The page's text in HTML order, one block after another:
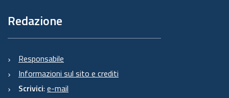
Redazione
Responsabile
Informazioni sul sito e crediti
Scrivici: e-mail